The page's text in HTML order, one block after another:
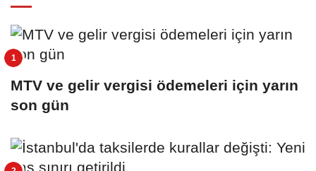
MTV ve gelir vergisi ödemeleri için yarın
son gün